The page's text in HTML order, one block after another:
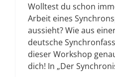
Wolltest du schon
Arbeit eines
aussieht? Wie aus
deutsche
dieser Workshop
dich! In „Der